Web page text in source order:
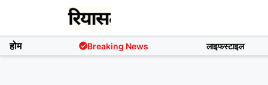
content
होम
Breaking News लाइफस्टाइल